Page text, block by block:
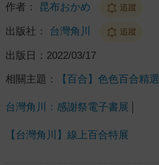
作者： 昆布おかめ 追蹤
出版社： 台灣角川 追蹤
出版日： 2022/03/17
相關主題： 【百合】色色百合精選
台灣角川：感謝祭電子書展
【台灣角川】線上百合特展